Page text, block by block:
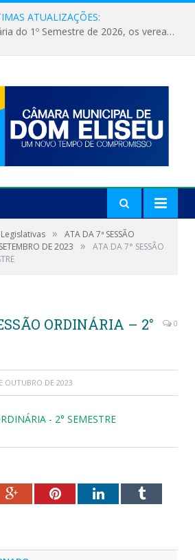
ATUALIZAÇÕES:
Na 10ª Sessão Ordinária do 1º Semestre de 2026, os vereadores receberam a nova comandante do 51º Batalhão de Polícia Militar, a Major Alessandra Lopes Leal Bandeira. A visita institucional proporcionou a apresentação da oficial aos parlamentares e reforçou o compromisso de cooperação entre a Polícia Militar e o Poder Legislativo em prol da segurança da população.
»
ATA DA 7ª SESSÃO
DE 2023
»
ATA DA 7° SESSÃO
ORDINÁRIA – 2°
0
OUTUBRO DE 2023
- 2° SEMESTRE
Google+PinterestLinkedInTumblr